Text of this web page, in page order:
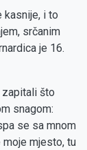
i to
srčanim
je 16.
zapitali što
snagom:
se sa mnom
moje mjesto, tu